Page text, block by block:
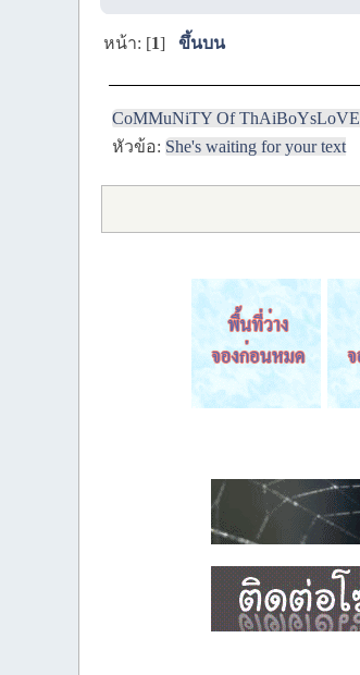
หน้า: [1]ขึ้นบน
CoMMuNiTY Of ThAiBoYsLoVE
หัวข้อ: She's waiting for your text